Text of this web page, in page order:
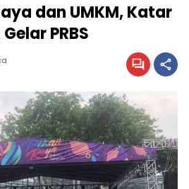
dan UMKM, Katar
PRBS